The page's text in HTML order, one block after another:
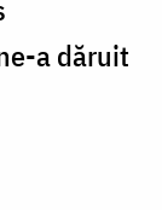
a dăruit